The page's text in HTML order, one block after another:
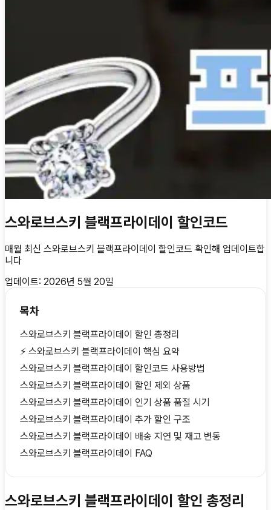
스와로브스키 블랙프라이데이 할인코드
매월 최신 스와로브스키 블랙프라이데이 할인코드 확인해 업데이트합
니다
업데이트: 2026년 5월 20일
목차
스와로브스키 블랙프라이데이 할인 총정리
⚡ 스와로브스키 블랙프라이데이 핵심 요약
스와로브스키 블랙프라이데이 할인코드 사용방법
스와로브스키 블랙프라이데이 할인 제외 상품
스와로브스키 블랙프라이데이 인기 상품 품절 시기
스와로브스키 블랙프라이데이 추가 할인 구조
스와로브스키 블랙프라이데이 배송 지연 및 재고 변동
스와로브스키 블랙프라이데이 FAQ
스와로브스키 블랙프라이데이 할인 총정리